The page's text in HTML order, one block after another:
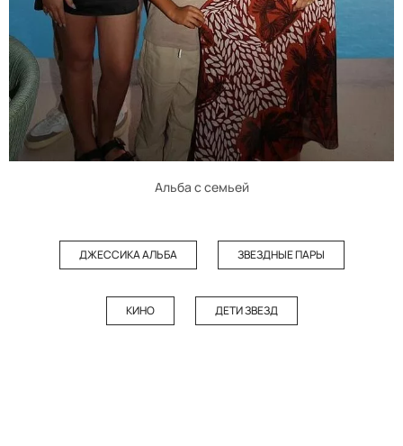
Альба с семьей
ДЖЕССИКА АЛЬБА ЗВЕЗДНЫЕ ПАРЫ
КИНО ДЕТИ ЗВЕЗД